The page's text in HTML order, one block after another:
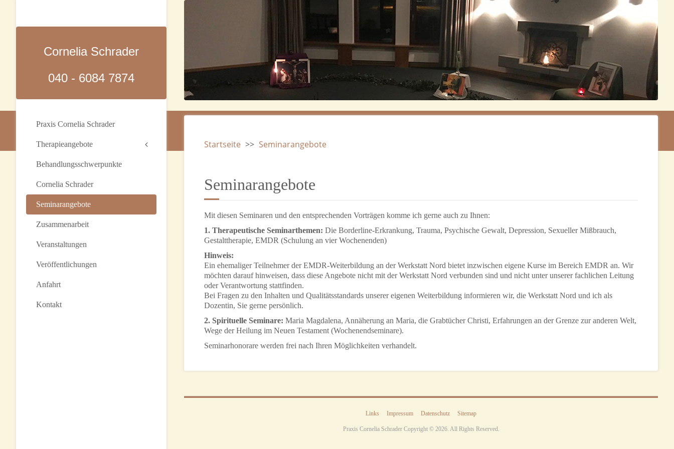
Cornelia Schrader
040 - 6084 7874
Praxis Cornelia Schrader
Therapieangebote
Behandlungsschwerpunkte
Cornelia Schrader
Seminarangebote
Zusammenarbeit
Veranstaltungen
Veröffentlichungen
Anfahrt
Kontakt
Startseite >> Seminarangebote
Seminarangebote
Mit diesen Seminaren und den entsprechenden Vorträgen komme ich gerne auch zu Ihnen:
1. Therapeutische Seminarthemen: Die Borderline-Erkrankung, Trauma, Psychische Gewalt, Depression, Sexueller Mißbrauch,
Gestalttherapie, EMDR (Schulung an vier Wochenenden)
Hinweis:
Ein ehemaliger Teilnehmer der EMDR-Weiterbildung an der Werkstatt Nord bietet inzwischen eigene Kurse im Bereich EMDR an. Wir
möchten darauf hinweisen, dass diese Angebote nicht mit der Werkstatt Nord verbunden sind und nicht unter unserer fachlichen Leitung
oder Verantwortung stattfinden.
Bei Fragen zu den Inhalten und Qualitätsstandards unserer eigenen Weiterbildung informieren wir, die Werkstatt Nord und ich als
Dozentin, Sie gerne persönlich.
2. Spirituelle Seminare: Maria Magdalena, Annäherung an Maria, die Grabtücher Christi, Erfahrungen an der Grenze zur anderen Welt,
Wege der Heilung im Neuen Testament (Wochenendseminare).
Seminarhonorare werden frei nach Ihren Möglichkeiten verhandelt.
Links Impressum Datenschutz Sitemap
Praxis Cornelia Schrader Copyright © 2026. All Rights Reserved.